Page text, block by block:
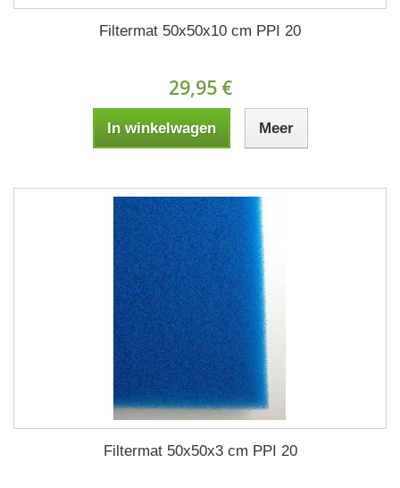
Filtermat 50x50x10 cm PPI 20
29,95 €
In winkelwagen Meer
Filtermat 50x50x3 cm PPI 20